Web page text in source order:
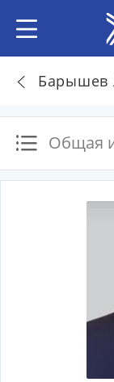
Барышев
Общая